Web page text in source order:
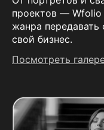
проектов — Wfolio
жанра передавать
свой бизнес.
Посмотреть